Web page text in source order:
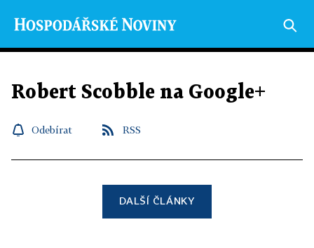
Robert Scobble na Google+
Odebírat RSS
DALŠÍ ČLÁNKY